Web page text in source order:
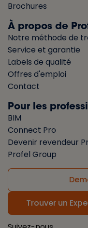
Brochures
À propos de
Notre méthode de
Service et garantie
Labels de qualité
Offres d'emploi
Contact
Pour les
BIM
Connect Pro
Devenir revendeur
Profel Group
Trouver un